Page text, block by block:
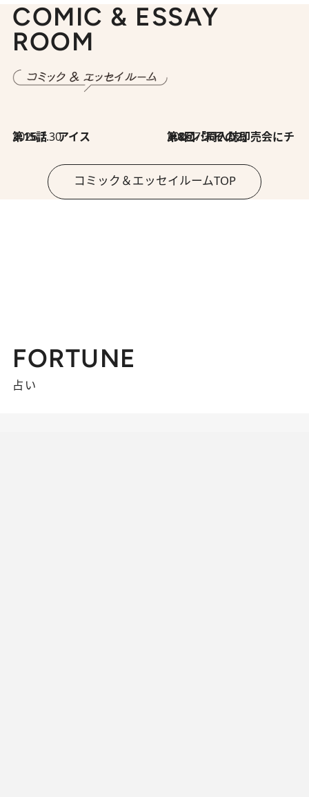
COMIC & ESSAY
ROOM
2026.7.30
第15話 アイス 2026.7.30
第8回「同人誌即売会にチャレンジ その2」
コミック＆エッセイルームTOP
FORTUNE
占い